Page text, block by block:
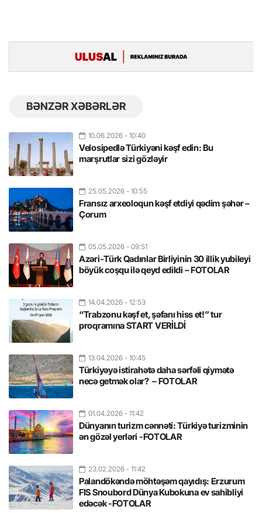
BƏNZƏR XƏBƏRLƏR
10.06.2026 - 10:40
Velosipedlə Türkiyəni kəşf edin: Bu
marşrutlar sizi gözləyir
25.05.2026 - 10:55
Fransız arxeoloqun kəşf etdiyi qədim şəhər –
Çorum
05.05.2026 - 09:51
Azəri-Türk Qadınlar Birliyinin 30 illik yubileyi
böyük coşqu ilə qeyd edildi – FOTOLAR
14.04.2026 - 12:53
“Trabzonu kəşf et, şəfanı hiss et!” tur
proqramına START VERİLDİ
13.04.2026 - 10:45
Türkiyəyə istirahətə daha sərfəli qiymətə
necə getmək olar? – FOTOLAR
01.04.2026 - 11:42
Dünyanın turizm cənnəti: Türkiyə turizminin
ən gözəl yerləri -FOTOLAR
23.02.2026 - 11:42
Palandökəndə möhtəşəm qayıdış: Erzurum
FIS Snoubord Dünya Kubokuna ev sahibliyi
edəcək -FOTOLAR